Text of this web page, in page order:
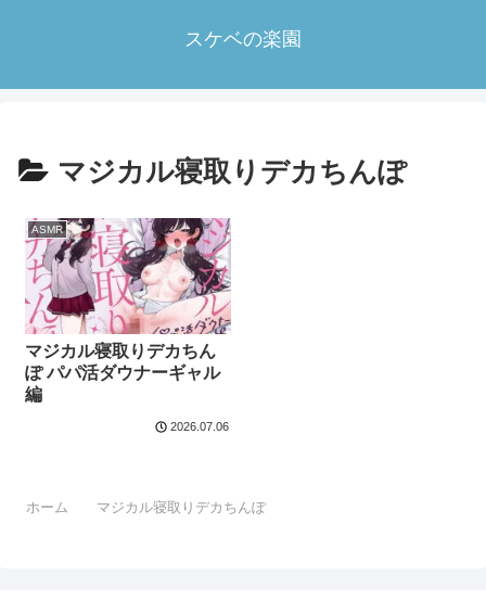
スケベの楽園
マジカル寝取りデカちんぽ
ASMR
マジカル寝取りデカちん
ぽ パパ活ダウナーギャル
編
2026.07.06
ホーム マジカル寝取りデカちんぽ